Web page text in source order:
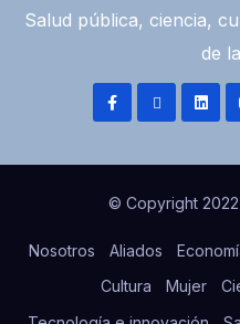
Salud pública, ciencia,
de
© Copyright 2022
Nosotros Aliados
Cultura
Mujer